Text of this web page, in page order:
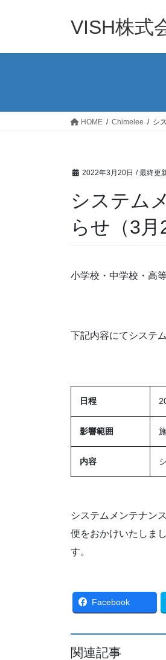
VISH株式
HOME Chimelee シ
2022年3月20日 / 最終更
システム
らせ（3月
小学校・中学校・高
下記内容にてシステ
日程
影響範囲
内容
システムメンテナン
便をおかけいたしま
す。
Facebook
関連記事